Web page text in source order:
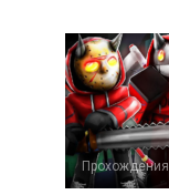
Прохождения